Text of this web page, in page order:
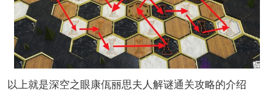
以上就是深空之眼康佤丽思夫人解谜通关攻略的介绍